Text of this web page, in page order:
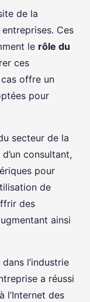
de la
Ces
le rôle du
ces
offre un
pour
secteur de la
consultant,
pour
de
des
ainsi
l’industrie
a réussi
l’Internet des